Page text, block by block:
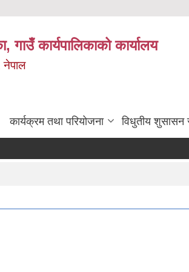
गाउँ कार्यपालिकाको कार्यालय
नेपाल
कार्यक्रम तथा परियोजना विधुतीय शुसासन